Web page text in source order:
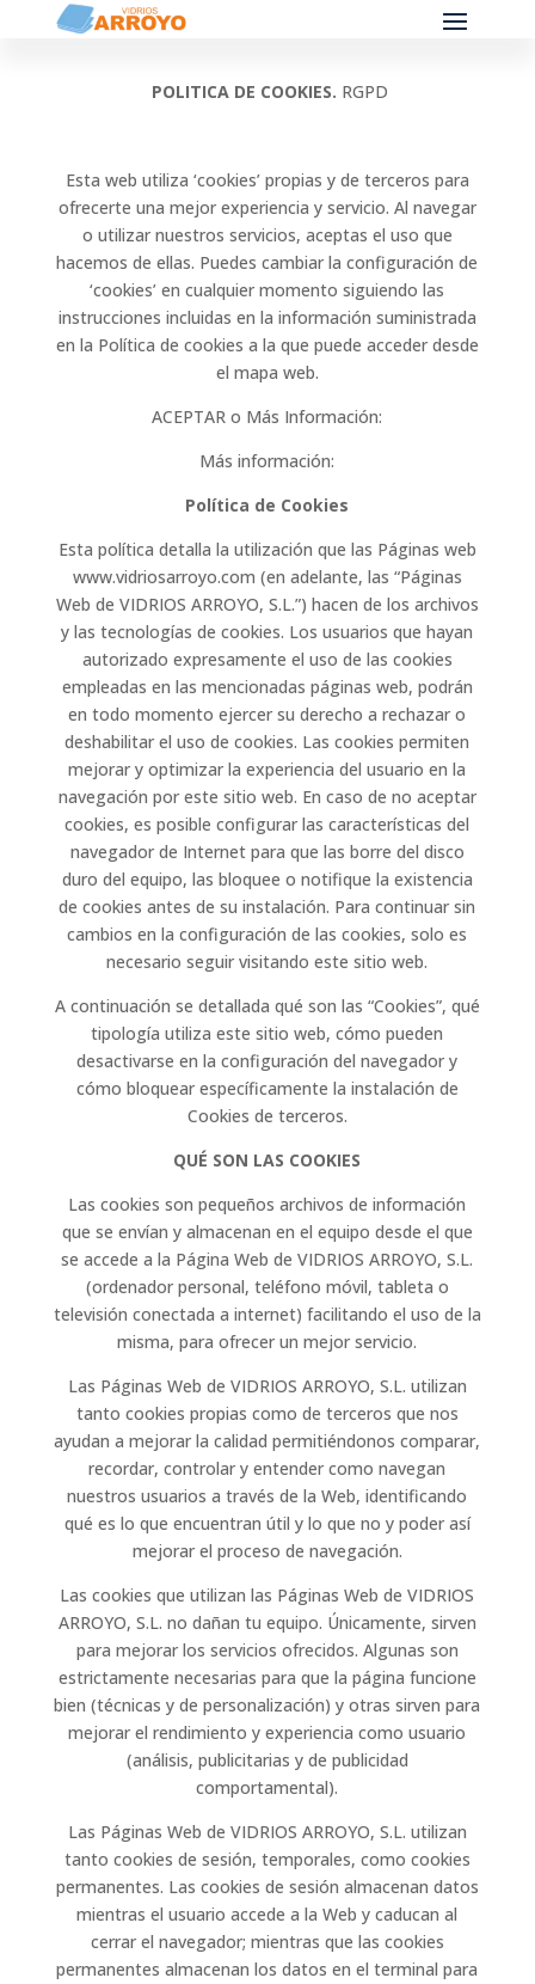
POLITICA DE COOKIES. RGPD
Esta web utiliza ‘cookies’ propias y de terceros para
ofrecerte una mejor experiencia y servicio. Al navegar
o utilizar nuestros servicios, aceptas el uso que
hacemos de ellas. Puedes cambiar la configuración de
‘cookies’ en cualquier momento siguiendo las
instrucciones incluidas en la información suministrada
en la Política de cookies a la que puede acceder desde
el mapa web.
ACEPTAR o Más Información:
Más información:
Política de Cookies
Esta política detalla la utilización que las Páginas web
www.vidriosarroyo.com (en adelante, las “Páginas
Web de VIDRIOS ARROYO, S.L.”) hacen de los archivos
y las tecnologías de cookies. Los usuarios que hayan
autorizado expresamente el uso de las cookies
empleadas en las mencionadas páginas web, podrán
en todo momento ejercer su derecho a rechazar o
deshabilitar el uso de cookies. Las cookies permiten
mejorar y optimizar la experiencia del usuario en la
navegación por este sitio web. En caso de no aceptar
cookies, es posible configurar las características del
navegador de Internet para que las borre del disco
duro del equipo, las bloquee o notifique la existencia
de cookies antes de su instalación. Para continuar sin
cambios en la configuración de las cookies, solo es
necesario seguir visitando este sitio web.
A continuación se detallada qué son las “Cookies”, qué
tipología utiliza este sitio web, cómo pueden
desactivarse en la configuración del navegador y
cómo bloquear específicamente la instalación de
Cookies de terceros.
QUÉ SON LAS COOKIES
Las cookies son pequeños archivos de información
que se envían y almacenan en el equipo desde el que
se accede a la Página Web de VIDRIOS ARROYO, S.L.
(ordenador personal, teléfono móvil, tableta o
televisión conectada a internet) facilitando el uso de la
misma, para ofrecer un mejor servicio.
Las Páginas Web de VIDRIOS ARROYO, S.L. utilizan
tanto cookies propias como de terceros que nos
ayudan a mejorar la calidad permitiéndonos comparar,
recordar, controlar y entender como navegan
nuestros usuarios a través de la Web, identificando
qué es lo que encuentran útil y lo que no y poder así
mejorar el proceso de navegación.
Las cookies que utilizan las Páginas Web de VIDRIOS
ARROYO, S.L. no dañan tu equipo. Únicamente, sirven
para mejorar los servicios ofrecidos. Algunas son
estrictamente necesarias para que la página funcione
bien (técnicas y de personalización) y otras sirven para
mejorar el rendimiento y experiencia como usuario
(análisis, publicitarias y de publicidad
comportamental).
Las Páginas Web de VIDRIOS ARROYO, S.L. utilizan
tanto cookies de sesión, temporales, como cookies
permanentes. Las cookies de sesión almacenan datos
mientras el usuario accede a la Web y caducan al
cerrar el navegador; mientras que las cookies
permanentes almacenan los datos en el terminal para